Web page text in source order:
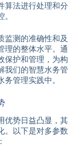
算法进行处理和分
监测的准确性和及
理的整体水平。通
保护和管理，为构
我们的智慧水务管
管理实践中。
优势日益凸显，其
。以下是对多参数